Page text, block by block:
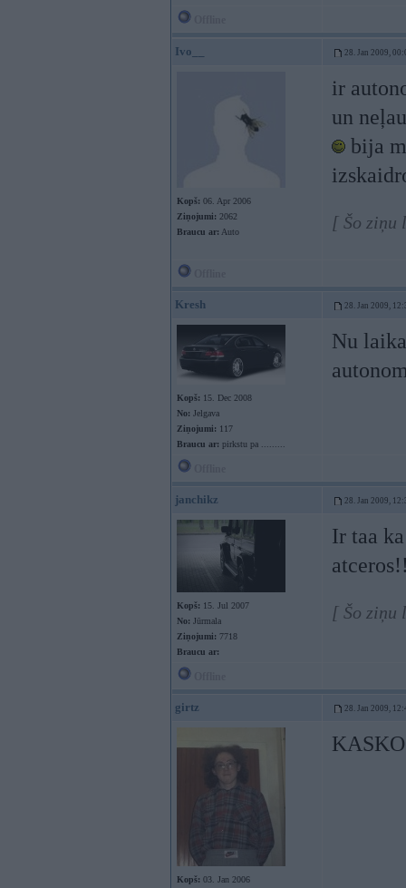
Ivo__ 28. Jan 2009,
Kopš: 06. Apr 2006
Ziņojumi: 2062
Braucu ar: Auto
ir
un
bija
[ Šo ziņu
Kresh 28. Jan 2009,
Kopš: 15. Dec 2008
No: Jelgava
Ziņojumi: 117
Braucu ar: pirkstu pa .........
Nu
janchikz 28. Jan 2009,
Kopš: 15. Jul 2007
No: Jūrmala
Ziņojumi: 7718
Braucu ar:
Ir taa
[ Šo ziņu
girtz 28. Jan 2009,
Kopš: 03. Jan 2006